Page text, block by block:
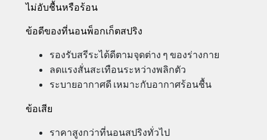
ไม่อับชื้นหรือร้อน
ข้อดีของที่นอนพ็อกเก็ตสปริง
รองรับสรีระได้ดีตามจุดต่าง ๆ ของร่างกาย
ลดแรงสั่นสะเทือนระหว่างพลิกตัว
ระบายอากาศดี เหมาะกับอากาศร้อนชื้น
ข้อเสีย
ราคาสูงกว่าที่นอนสปริงทั่วไป